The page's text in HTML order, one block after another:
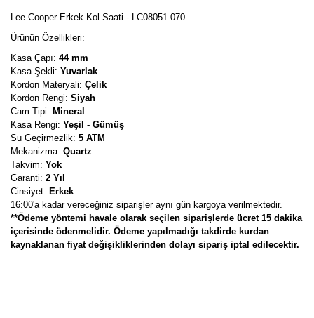
Lee Cooper Erkek Kol Saati - LC08051.070
Ürünün Özellikleri:
Kasa Çapı: 44 mm
Kasa Şekli: Yuvarlak
Kordon Materyali: Çelik
Kordon Rengi: Siyah
Cam Tipi: Mineral
Kasa Rengi: Yeşil - Gümüş
Su Geçirmezlik: 5 ATM
Mekanizma: Quartz
Takvim: Yok
Garanti: 2 Yıl
Cinsiyet: Erkek
16:00'a kadar vereceğiniz siparişler aynı gün kargoya verilmektedir.
**Ödeme yöntemi havale olarak seçilen siparişlerde ücret 15 dakika
içerisinde ödenmelidir. Ödeme yapılmadığı takdirde kurdan
kaynaklanan fiyat değişikliklerinden dolayı sipariş iptal edilecektir.